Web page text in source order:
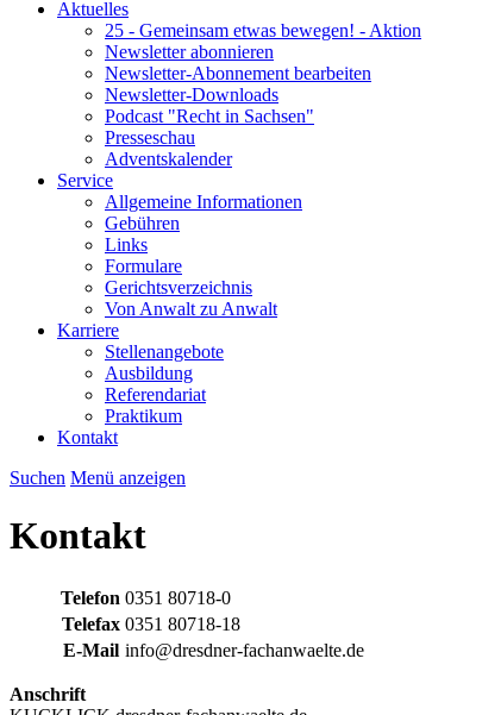
Aktuelles
25 - Gemeinsam etwas bewegen! - Aktion
Newsletter abonnieren
Newsletter-Abonnement bearbeiten
Newsletter-Downloads
Podcast "Recht in Sachsen"
Presseschau
Adventskalender
Service
Allgemeine Informationen
Gebühren
Links
Formulare
Gerichtsverzeichnis
Von Anwalt zu Anwalt
Karriere
Stellenangebote
Ausbildung
Referendariat
Praktikum
Kontakt
Suchen Menü anzeigen
Kontakt
Telefon 0351 80718-0
Telefax 0351 80718-18
E-Mail info@dresdner-fachanwaelte.de
Anschrift